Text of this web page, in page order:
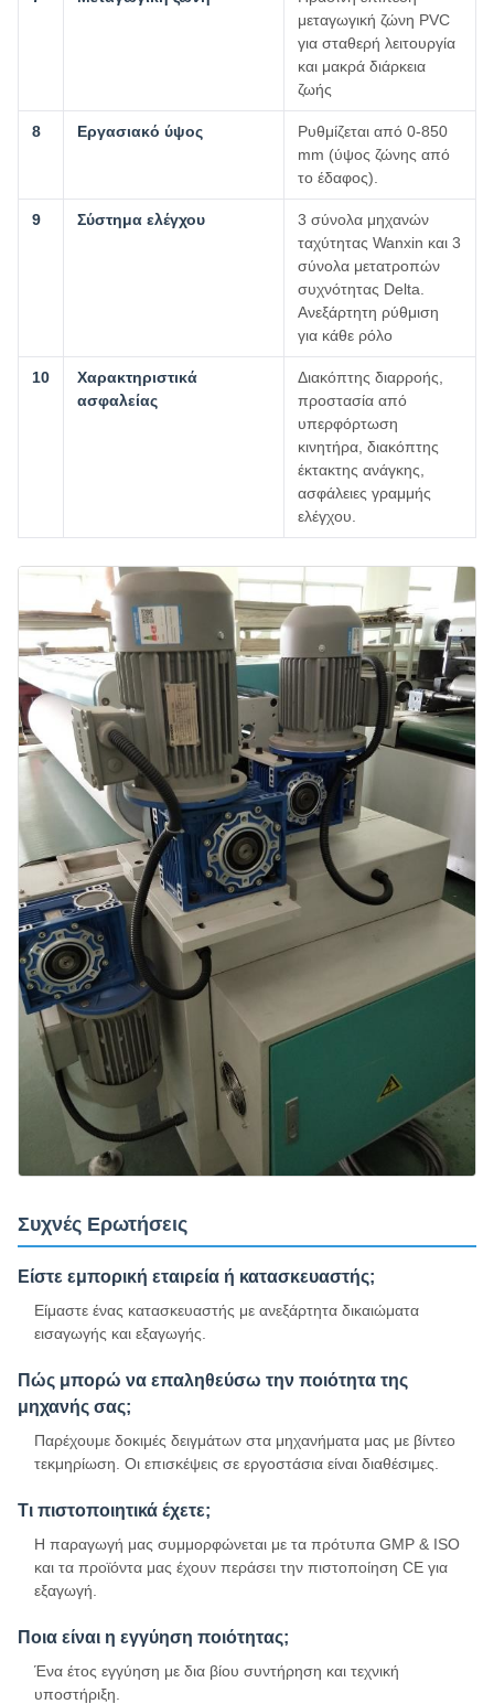
μεταγωγική ζώνη PVC
για σταθερή λειτουργία
και μακρά διάρκεια
ζωής
8 Εργασιακό ύψος
Ρυθμίζεται από 0-850
mm (ύψος ζώνης από
το έδαφος).
9 Σύστημα ελέγχου
3 σύνολα μηχανών
ταχύτητας Wanxin και 3
σύνολα μετατροπών
συχνότητας Delta.
Ανεξάρτητη ρύθμιση
για κάθε ρόλο
10
Χαρακτηριστικά
ασφαλείας
Διακόπτης διαρροής,
προστασία από
υπερφόρτωση
κινητήρα, διακόπτης
έκτακτης ανάγκης,
ασφάλειες γραμμής
ελέγχου.
Συχνές Ερωτήσεις
Είστε εμπορική εταιρεία ή κατασκευαστής;
Είμαστε ένας κατασκευαστής με ανεξάρτητα δικαιώματα
εισαγωγής και εξαγωγής.
Πώς μπορώ να επαληθεύσω την ποιότητα της
μηχανής σας;
Παρέχουμε δοκιμές δειγμάτων στα μηχανήματα μας με βίντεο
τεκμηρίωση. Οι επισκέψεις σε εργοστάσια είναι διαθέσιμες.
Τι πιστοποιητικά έχετε;
Η παραγωγή μας συμμορφώνεται με τα πρότυπα GMP & ISO
και τα προϊόντα μας έχουν περάσει την πιστοποίηση CE για
εξαγωγή.
Ποια είναι η εγγύηση ποιότητας;
Ένα έτος εγγύηση με δια βίου συντήρηση και τεχνική
υποστήριξη.